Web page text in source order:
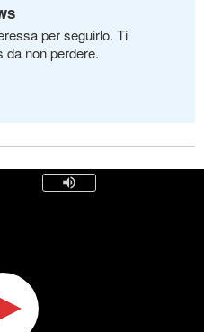
per seguirlo. Ti
da non perdere.